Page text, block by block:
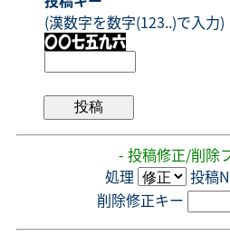
(漢数字を数字(123..)で入力)
- 投稿修正/削除
処理
投稿
削除修正キー